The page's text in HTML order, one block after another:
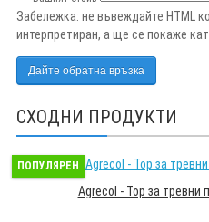
Забележка: не въвеждайте HTML
интерпретиран, а ще се покаже
Дайте обратна връзка
СХОДНИ ПРОДУКТИ
ПОПУЛЯРЕН
Agrecol - Тор за тревни